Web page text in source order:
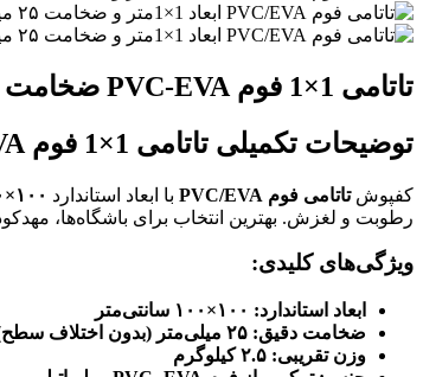
تاتامی 1×1 فوم PVC-EVA ضخامت ۲۵ میل دو رو
توضیحات تکمیلی تاتامی 1×1 فوم PVC-EVA ضخامت ۲۵ میل دو رو:
کفپوشتاتامی فوم PVC/EVA با ابعاد استاندارد ۱۰۰×۱۰۰ سانتی‌متر
رطوبت و لغزش. بهترین انتخاب برای باشگاه‌ها،
ویژگی‌های کلیدی:
ابعاد استاندارد: ۱۰۰×۱۰۰ سانتی‌متر
ضخامت دقیق: ۲۵ میلی‌متر (بدون اختلاف سطح)
وزن تقریبی: ۲.۵ کیلوگرم